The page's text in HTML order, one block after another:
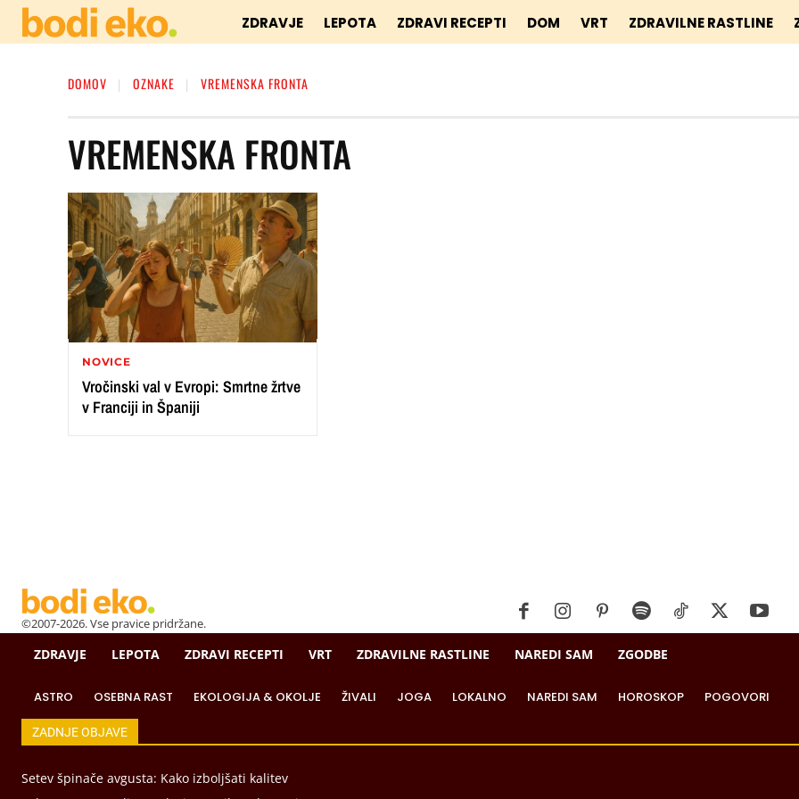
ZDRAVJE LEPOTA ZDRAVI RECEPTI DOM VRT ZDRAVILNE RASTLINE
DOMOV OZNAKE VREMENSKA FRONTA
VREMENSKA FRONTA
NOVICE
Vročinski val v Evropi: Smrtne žrtve
v Franciji in Španiji
©2007-2026. Vse pravice pridržane.
ZDRAVJE LEPOTA ZDRAVI RECEPTI VRT ZDRAVILNE RASTLINE NAREDI SAM ZGODBE
ASTRO OSEBNA RAST EKOLOGIJA & OKOLJE ŽIVALI JOGA LOKALNO NAREDI SAM HOROSKOP POGOVORI
ZADNJE OBJAVE
Setev špinače avgusta: Kako izboljšati kalitev